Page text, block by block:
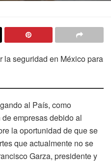
la seguridad en México para
al País, como
empresas debido al
la oportunidad de que se
que actualmente no se
Garza, presidente y